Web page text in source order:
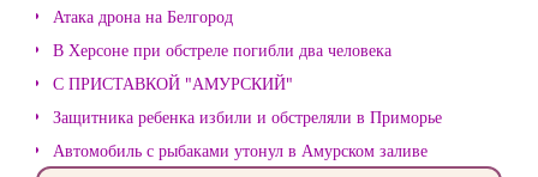
Атака дрона на Белгород
В Херсоне при обстреле погибли два человека
С ПРИСТАВКОЙ "АМУРСКИЙ"
Защитника ребенка избили и обстреляли в Приморье
Автомобиль с рыбаками утонул в Амурском заливе